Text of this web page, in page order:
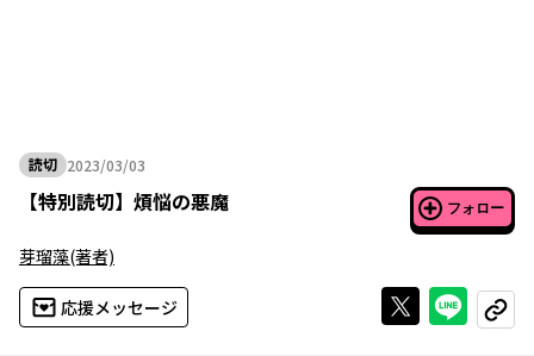
読切 2023/03/03
2023年03月03日
【特別読切】 煩悩の悪魔 フォロー
芽瑠藻(著者)
応援メッセージ Xで投稿する
ライン
コピー